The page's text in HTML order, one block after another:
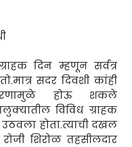
दिन म्हणून सर्वत्र
सदर दिवशी कांही
होऊ शकले
विविध ग्राहक
होता.त्याची दखल
शिरोळ तहसीलदार